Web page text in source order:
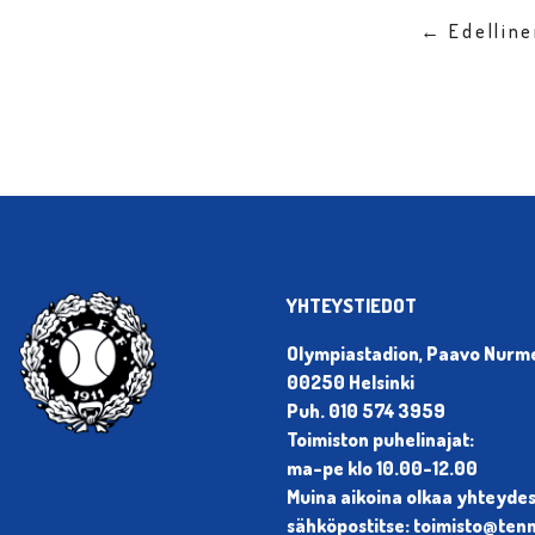
←
YHTEYSTIEDOT
Olympiastadion, Paavo
00250 Helsinki
Puh. 010 574 3959
Toimiston puhelinajat:
ma-pe klo 10.00-12.00
Muina aikoina olkaa
sähköpostitse: